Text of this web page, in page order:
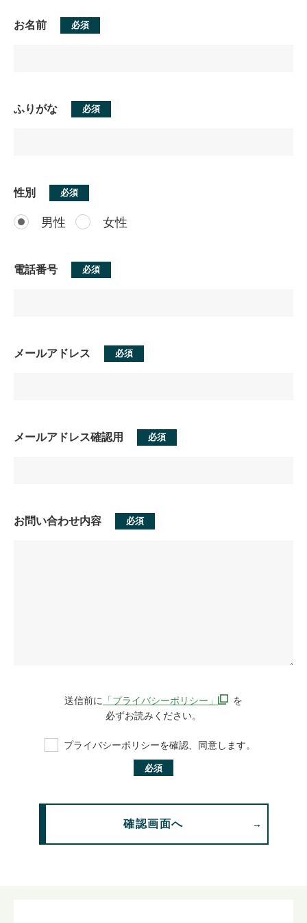
お名前 必須
ふりがな 必須
性別 必須
男性 女性
電話番号 必須
メールアドレス 必須
メールアドレス確認用 必須
お問い合わせ内容 必須
送信前に 「プライバシーポリシー」
を
必ずお読みください。
プライバシーポリシーを確認、同意します。
必須